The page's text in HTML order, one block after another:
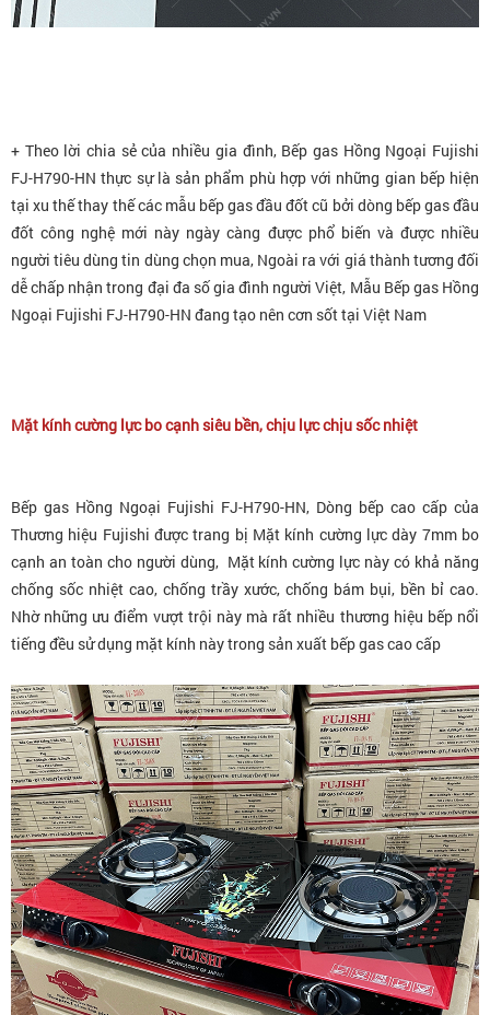
+ Theo lời chia sẻ của nhiều gia đình, Bếp gas Hồng Ngoại Fujishi
FJ-H790-HN thực sự là sản phẩm phù hợp với những gian bếp hiện
tại xu thế thay thế các mẫu bếp gas đầu đốt cũ bởi dòng bếp gas đầu
đốt công nghệ mới này ngày càng được phổ biến và được nhiều
người tiêu dùng tin dùng chọn mua, Ngoài ra với giá thành tương đối
dễ chấp nhận trong đại đa số gia đình người Việt, Mẫu Bếp gas Hồng
Ngoại Fujishi FJ-H790-HN đang tạo nên cơn sốt tại Việt Nam
Mặt kính cường lực bo cạnhsiêu bền, chịu lực chịu sốc nhiệt
Bếp gas Hồng Ngoại Fujishi FJ-H790-HN, Dòng bếp cao cấp của
Thương hiệu Fujishi được trang bị Mặt kính cường lực dày 7mm bo
cạnh an toàn cho người dùng, Mặt kính cường lực này có khả năng
chống sốc nhiệt cao, chống trầy xước, chống bám bụi, bền bỉ cao.
Nhờ những ưu điểm vượt trội này mà rất nhiều thương hiệu bếp nổi
tiếng đều sử dụng mặt kính này trong sản xuất bếp gas cao cấp